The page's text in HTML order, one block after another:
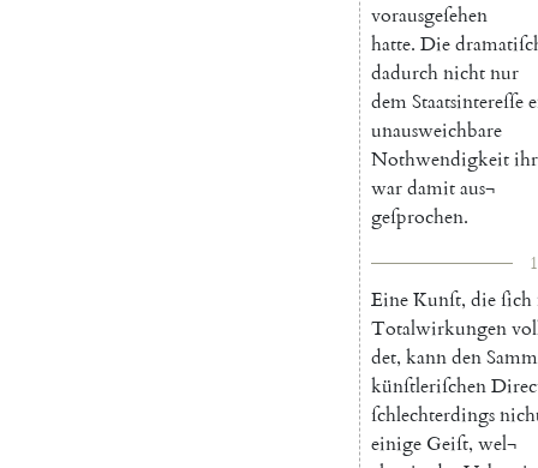
vorausgeſehen
hatte. Die
dadurchnichtnur
demStaatsintereſſe
unausweichbare
Nothwendigkeit
wardamitaus¬
geſprochen.
EineKunſt, dieſich
Totalwirkungen
det, kannden
künſtleriſchen
ſchlechterdings
einige Geiſt, wel¬